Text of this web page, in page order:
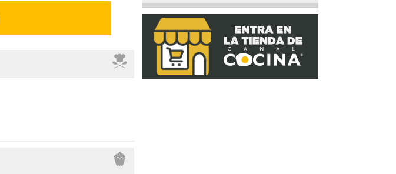
Tronco de chocolate y turrón (sin gluten)